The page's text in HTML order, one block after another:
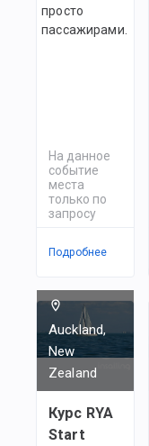
просто
пассажирами.
На данное
событие
места
только по
запросу
Подробнее
Auckland,
New
Zealand
Курс RYA
Start